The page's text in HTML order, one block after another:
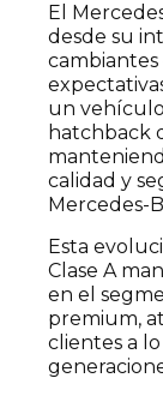
El
desde su
un
hatchback
calidad y
Mercedes-
Esta
Clase A
en el
premium,
clientes a